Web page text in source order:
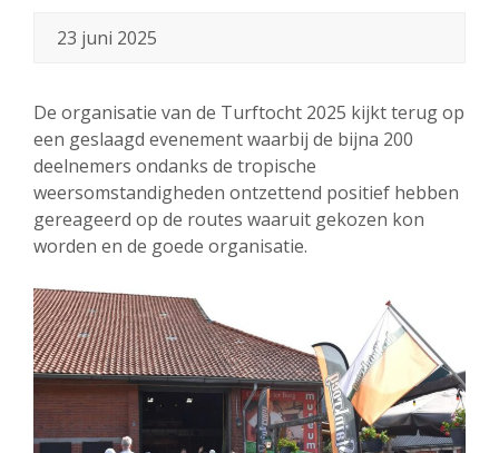
23 juni 2025
De organisatie van de Turftocht 2025 kijkt terug op
een geslaagd evenement waarbij de bijna 200
deelnemers ondanks de tropische
weersomstandigheden ontzettend positief hebben
gereageerd op de routes waaruit gekozen kon
worden en de goede organisatie.